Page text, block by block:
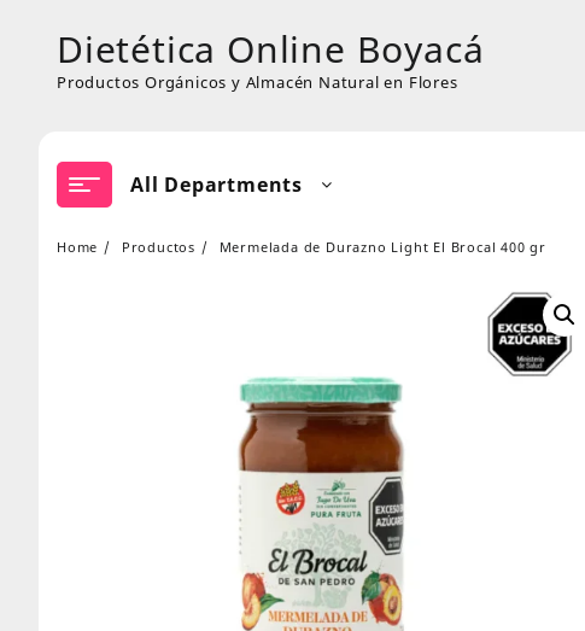
contentDietética Online Boyacá
Productos Orgánicos y Almacén Natural en Flores
All Departments
Home Productos Mermelada de Durazno Light El Brocal 400 gr